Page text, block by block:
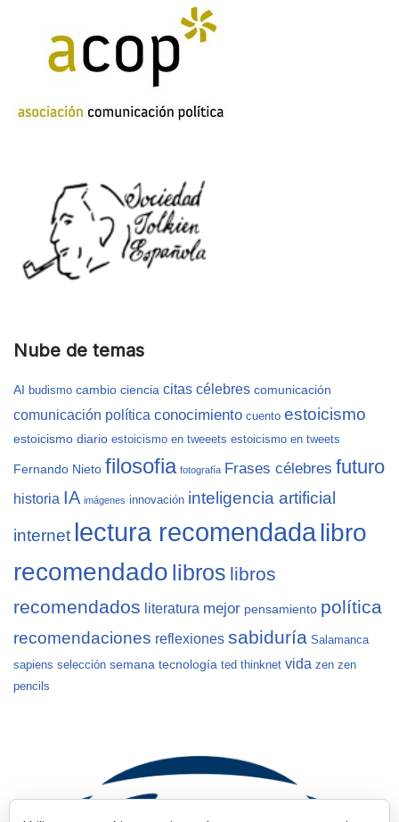
Nube de temas
AI budismo cambio ciencia citas célebres comunicación
comunicación política conocimiento cuento estoicismo
estoicismo diario estoicismo en tweeets estoicismo en tweets
Fernando Nieto filosofia fotografía Frases célebres futuro
historia IA imágenes innovación inteligencia artificial
internet lectura recomendadalibro
recomendado libros libros
recomendados literatura mejor pensamiento política
recomendaciones reflexiones sabiduría Salamanca
sapiens selección semana tecnología ted thinknet vida zen zen
pencils